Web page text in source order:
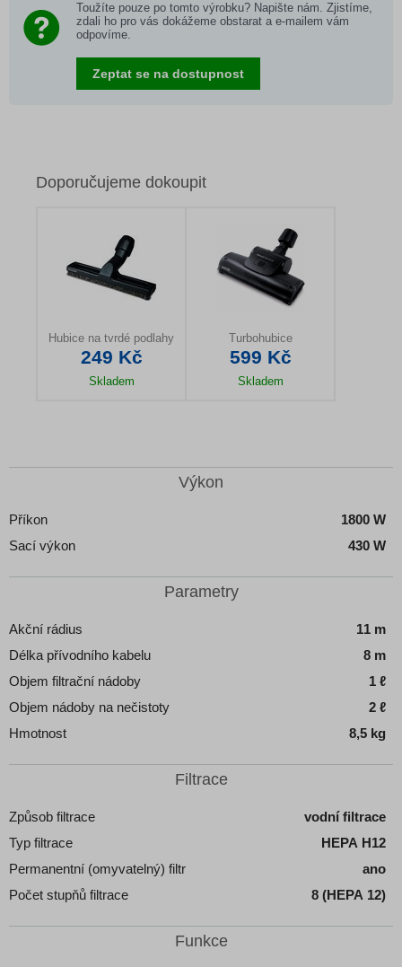
Toužíte pouze po tomto výrobku? Napište nám. Zjistíme,
zdali ho pro vás dokážeme obstarat a e-mailem vám
odpovíme.
Zeptat se na dostupnost
Doporučujeme dokoupit
Hubice na tvrdé podlahy
249 Kč
Skladem
Turbohubice
599 Kč
Skladem
Výkon
Příkon
1800 W
Sací výkon
430 W
Parametry
Akční rádius
11 m
Délka přívodního kabelu
8 m
Objem filtrační nádoby
1 ℓ
Objem nádoby na nečistoty
2 ℓ
Hmotnost
8,5 kg
Filtrace
Způsob filtrace
vodní filtrace
Typ filtrace
HEPA H12
Permanentní (omyvatelný) filtr
ano
Počet stupňů filtrace
8 (HEPA 12)
Funkce